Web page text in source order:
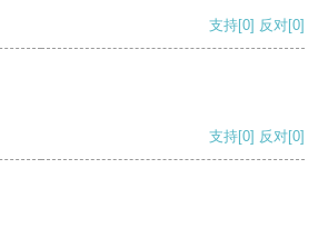
支持[0] 反对[0]
支持[0] 反对[0]